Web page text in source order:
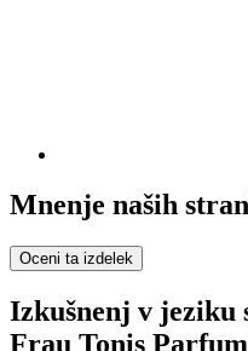
Mnenje naših
Oceni ta izdelek
Izkušnenj v jeziku
Frau Tonis